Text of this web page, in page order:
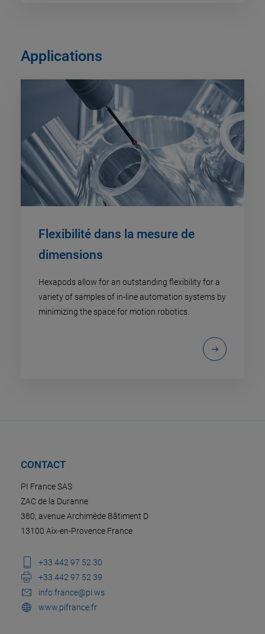
Applications
Flexibilité dans la mesure de
dimensions
Hexapods allow for an outstanding flexibility for a
variety of samples of in-line automation systems by
minimizing the space for motion robotics.
CONTACT
PI France SAS
ZAC de la Duranne
380, avenue Archimède Bâtiment D
13100 Aix-en-Provence France
+33 442 97 52 30
+33 442 97 52 39
info.france@pi.ws
www.pifrance.fr